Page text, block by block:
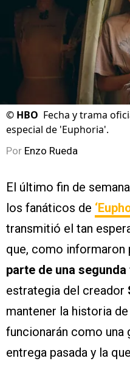
© HBO Fecha y trama
especial de 'Euphoria'.
Por Enzo Rueda
El último fin de
los fanáticos de
transmitió el tan
que, como informaron
parte de una
estrategia del creador
mantener la historia
funcionarán como una
entrega pasada y la